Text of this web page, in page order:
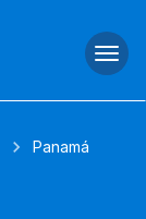
Panamá